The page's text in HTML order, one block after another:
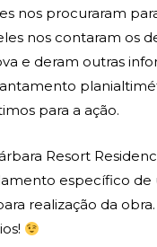
nos procuraram
nos contaram os
e deram outras
para a ação.
Resort
específico de
realização da